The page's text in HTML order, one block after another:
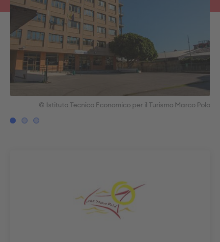
© Istituto Tecnico Economico per il Turismo Marco Polo